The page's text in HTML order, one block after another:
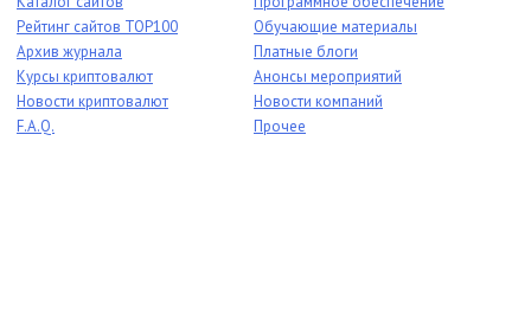
Рейтинг сайтов TOP100
Архив журнала
Курсы криптовалют
Новости криптовалют
F.A.Q.
Обучающие материалы
Платные блоги
Анонсы мероприятий
Новости компаний
Прочее